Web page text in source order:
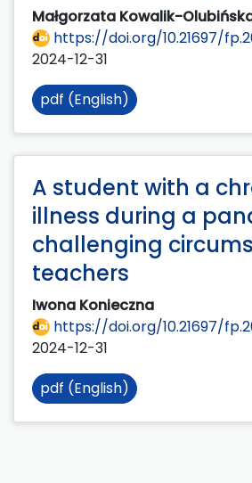
Małgorzata Kowalik-
https://doi.org/10.21697/
2024-12-31
pdf (English)
A student with a
illness during a
challenging
teachers
Iwona Konieczna
https://doi.org/10.21697/
2024-12-31
pdf (English)